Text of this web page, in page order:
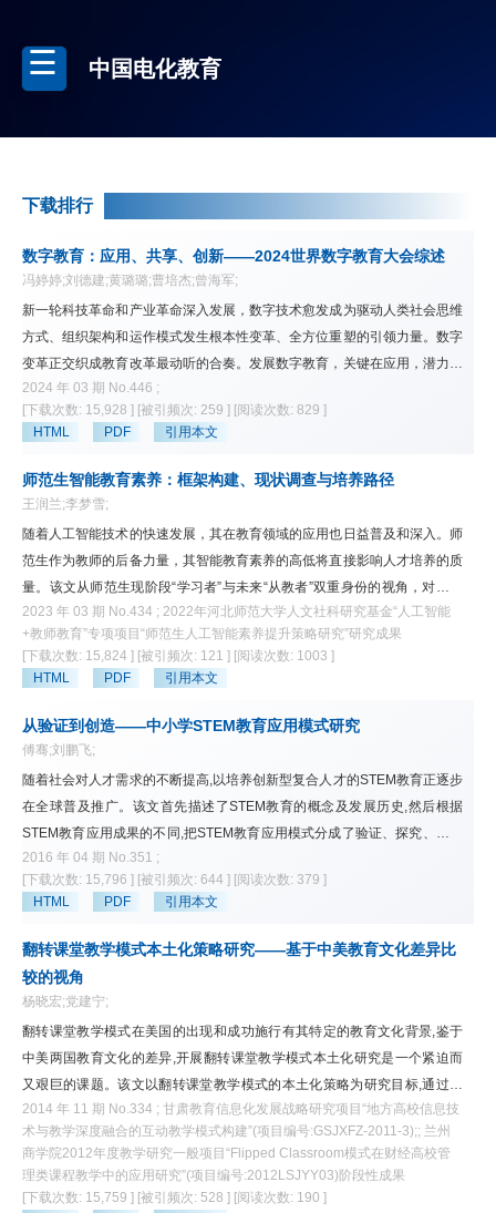
中国电化教育
下载排行
数字教育：应用、共享、创新——2024世界数字教育大会综述
冯婷婷;刘德建;黄璐璐;曹培杰;曾海军;
新一轮科技革命和产业革命深入发展，数字技术愈发成为驱动人类社会思维
方式、组织架构和运作模式发生根本性变革、全方位重塑的引领力量。数字
变革正交织成教育改革最动听的合奏。发展数字教育，关键在应用，潜力在
共享，生命力在创新，开放合作是必由之路。世界数字教育大会为开展数字
教育交流与合作搭建了重要平台。该文基于2024世界数字教育大会的主要
观点，探讨了数字教育应用、共享与创新的新理念、新技术和新路径。
从“3C”到“GAI3”，围绕教师数字素养与胜任力提升、数字化与学习型社会建
设、数字化赋能基础教育高质量发展、人工智能与数字伦理、教育治理数字
化与数字教育治理、数字教育评价与数字教育新生态等主题共话未来数字教
2024 年 03 期 No.446 ;
[下载次数: 15,928 ] [被引频次: 259 ] [阅读次数: 829 ]
HTML
PDF 引用本文
师范生智能教育素养：框架构建、现状调查与培养路径
王润兰;李梦雪;
随着人工智能技术的快速发展，其在教育领域的应用也日益普及和深入。师
范生作为教师的后备力量，其智能教育素养的高低将直接影响人才培养的质
量。该文从师范生现阶段“学习者”与未来“从教者”双重身份的视角，对师范
生智能教育素养的概念进行界定，并结合师范类专业认证“一践行三学会”的
毕业要求，构建了师范生智能教育素养框架。该文通过师范生智能教育素养
现状的调查与分析，剖析目前师范生智能教育素养培养存在的问题，从创设
习”育人模式、开展教师智能教育素养校本普及系列活动四个层面提出师范
生智能教育素养培养路径，以期为师范生智能教育素养培养的落地实施提供
借鉴。
2023 年 03 期 No.434 ; 2022年河北师范大学人文社科研究基金“人工智能
+教师教育”专项项目“师范生人工智能素养提升策略研究”研究成果
[下载次数: 15,824 ] [被引频次: 121 ] [阅读次数: 1003 ]
HTML
PDF 引用本文
从验证到创造——中小学STEM教育应用模式研究
傅骞;刘鹏飞;
随着社会对人才需求的不断提高,以培养创新型复合人才的STEM教育正逐步
在全球普及推广。该文首先描述了STEM教育的概念及发展历史,然后根据
STEM教育应用成果的不同,把STEM教育应用模式分成了验证、探究、制造
和创造四大类,每一类又可以根据应用成果达成方式的不同可以细分为支架
类和开放类,并重点描述了各个模式的应用步骤及典型案例。该文进一步指
出各个模式之间并非泾渭分明,教师需要围绕目标,从学习者特点、学习环境
等因素出发进行灵活选择和综合应用。
2016 年 04 期 No.351 ;
[下载次数: 15,796 ] [被引频次: 644 ] [阅读次数: 379 ]
HTML
PDF 引用本文
翻转课堂教学模式本土化策略研究——基于中美教育文化差异比
较的视角
杨晓宏;党建宁;
翻转课堂教学模式在美国的出现和成功施行有其特定的教育文化背景,鉴于
中美两国教育文化的差异,开展翻转课堂教学模式本土化研究是一个紧迫而
又艰巨的课题。该文以翻转课堂教学模式的本土化策略为研究目标,通过文
献研究,分析了翻转课堂教学模式的缘起发展、定义特征和本质内涵;通过比
较研究,梳理了中美两国教育文化差异的内在脉络及翻转课堂教学模式在美
国成功施行的内部驱动和外部动力。在此基础上,提出了我国实施翻转课堂
教学面临的问题与发展路径,并从意识观念、实践操作和模式创新三个维度
2014 年 11 期 No.334 ; 甘肃教育信息化发展战略研究项目“地方高校信息技
术与教学深度融合的互动教学模式构建”(项目编号:GSJXFZ-2011-3);; 兰州
商学院2012年度教学研究一般项目“Flipped Classroom模式在财经高校管
理类课程教学中的应用研究”(项目编号:2012LSJYY03)阶段性成果
[下载次数: 15,759 ] [被引频次: 528 ] [阅读次数: 190 ]